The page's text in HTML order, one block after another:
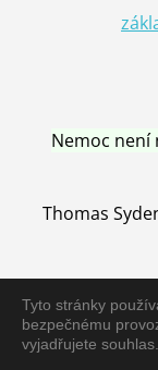
Tyto stránky
bezpečnému
vyjadřujete souhlas.
Nemoc není
Thomas
Nemoc je